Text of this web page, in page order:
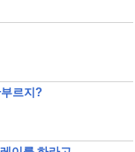
르지?